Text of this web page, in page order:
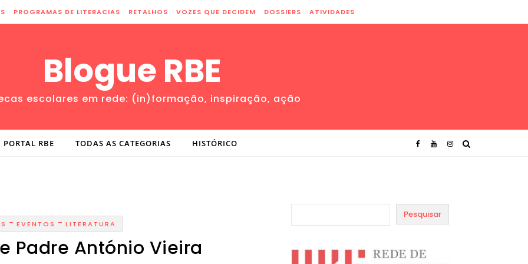
PROGRAMAS DE LITERACIAS RETALHOS VOZES QUE DECIDEM DOSSIERS ATIVIDADES
Blogue RBE
escolares em rede: (in)formação, inspiração, ação
PORTAL RBE TODAS AS CATEGORIAS HISTÓRICO
- EVENTOS - LITERATURA
Padre António Vieira
Pesquisar